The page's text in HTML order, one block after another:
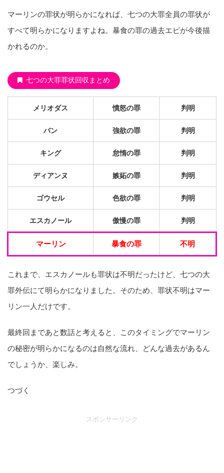
マーリンの罪状が明らかになれば、七つの大罪全員の罪状が
すべて明らかになりますよね。暴食の罪の過去エピが今後描
かれるのか。
七つの大罪罪状回収まとめ
メリオダス 憤怒の罪 判明
バン 強欲の罪 判明
キング 怠惰の罪 判明
ディアンヌ 嫉妬の罪 判明
ゴウセル 色欲の罪 判明
エスカノール 傲慢の罪 判明
マーリン 暴食の罪 不明
これまで、エスカノールも罪状は不明だったけど、七つの大
罪外伝にて明らかになりました。そのため、罪状不明はマー
リン一人だけです。
最終回まであと数話と考えると、このタイミングでマーリン
の秘密が明らかになるのは自然な流れ、どんな過去があるん
でしょうか、楽しみ。
つづく
スポンサーリンク